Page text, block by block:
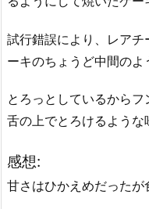
試行錯誤により、レア
ーキのちょうど中間の
とろっとしているから
舌の上でとろけるような
感想:
甘さはひかえめだったが